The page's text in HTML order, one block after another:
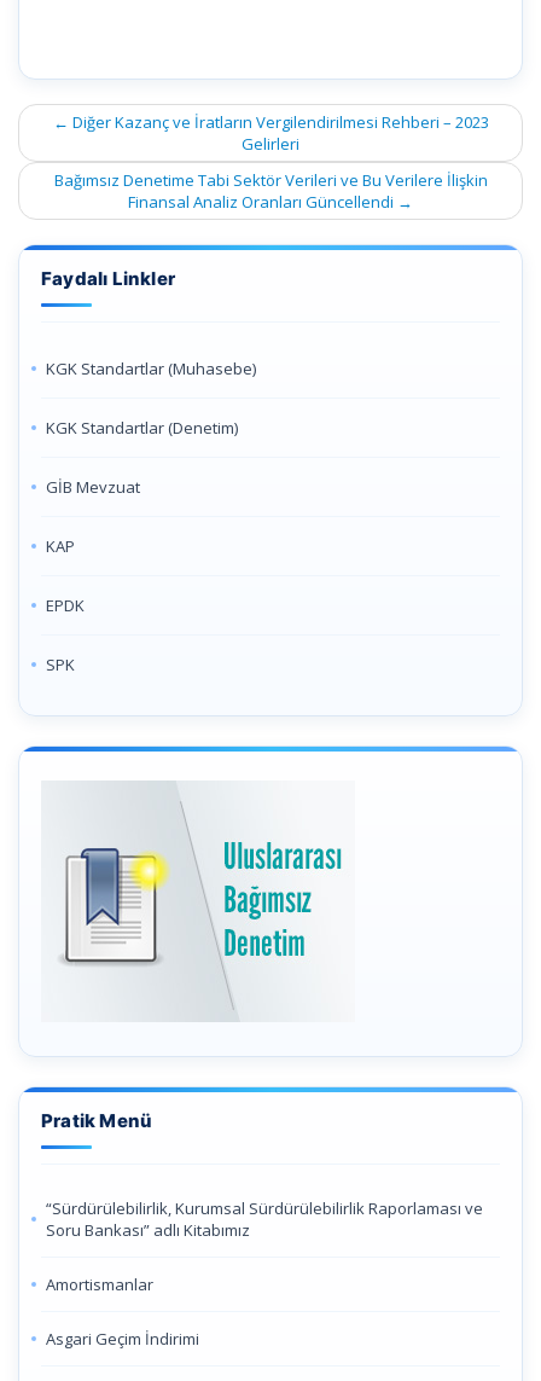
Post
navigation
← Diğer Kazanç ve İratların Vergilendirilmesi Rehberi – 2023
Gelirleri
Bağımsız Denetime Tabi Sektör Verileri ve Bu Verilere İlişkin
Finansal Analiz Oranları Güncellendi →
Faydalı Linkler
KGK Standartlar (Muhasebe)
KGK Standartlar (Denetim)
GİB Mevzuat
KAP
EPDK
SPK
Pratik Menü
“Sürdürülebilirlik, Kurumsal Sürdürülebilirlik Raporlaması ve
Soru Bankası” adlı Kitabımız
Amortismanlar
Asgari Geçim İndirimi